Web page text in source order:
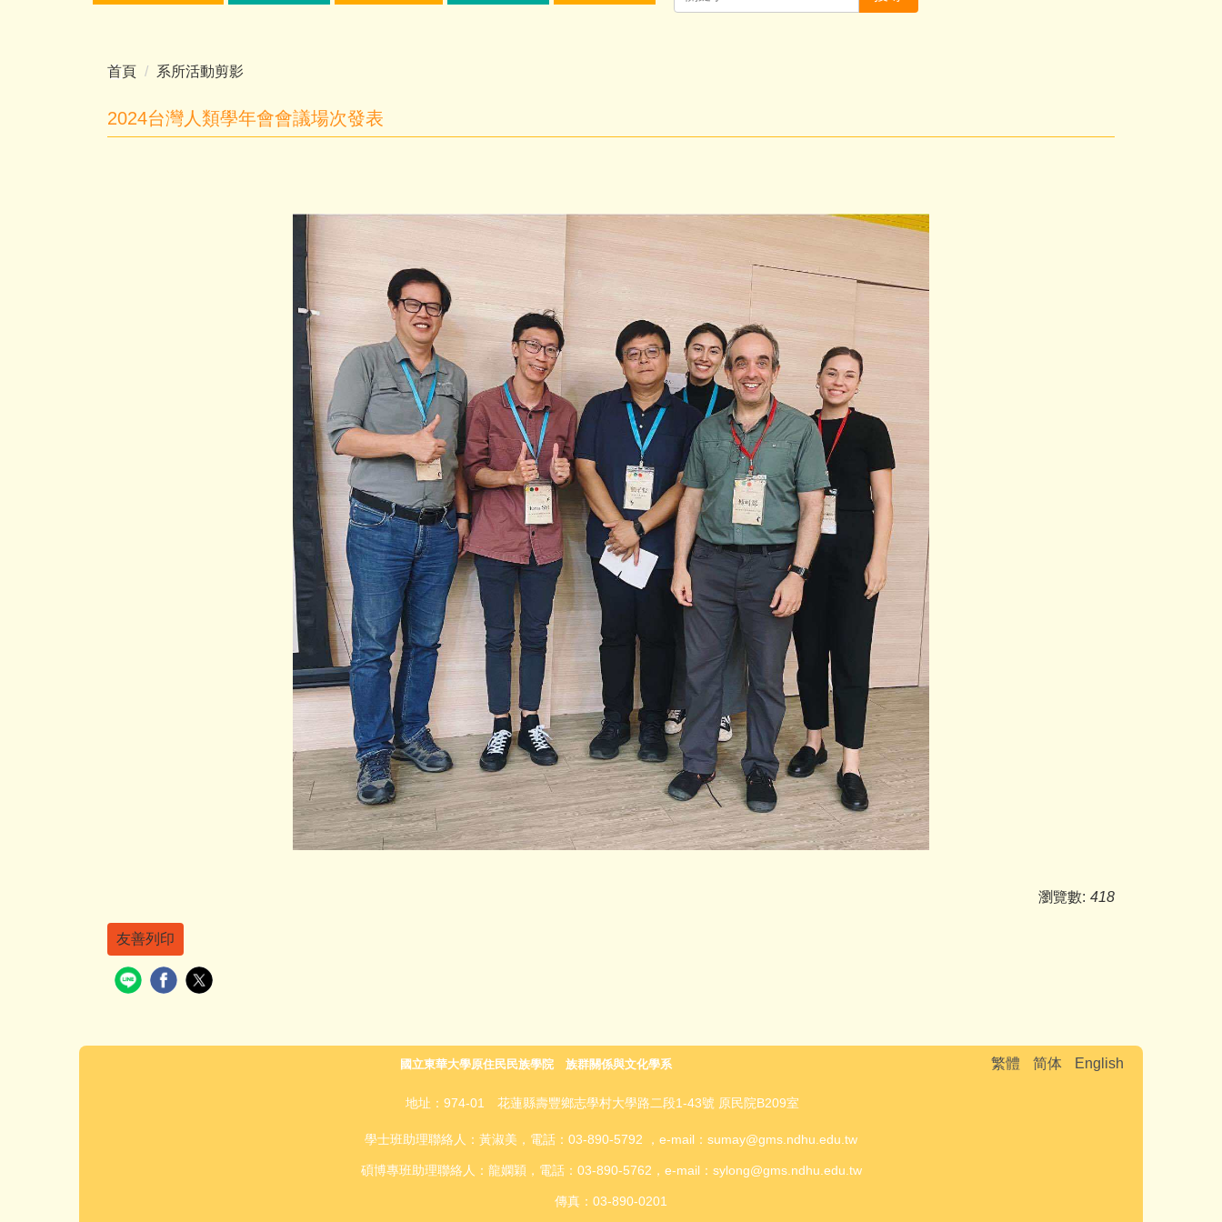
首頁 系所活動剪影
2024台灣人類學年會會議場次發表
瀏覽數: 418
友善列印
繁體 简体 English
國立東華大學原住民民族學院 族群關係與文化學系
地址：974-01 花蓮縣壽豐鄉志學村大學路二段1-43號 原民院B209室
學士班助理聯絡人：黃淑美，電話：03-890-5792 ，e-mail：sumay@gms.ndhu.edu.tw
碩博專班助理聯絡人：龍嫻穎，電話：03-890-5762，e-mail：sylong@gms.ndhu.edu.tw
傳真：03-890-0201